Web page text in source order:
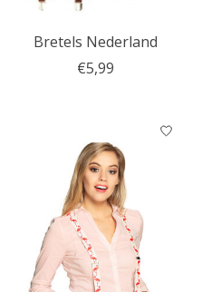
Bretels Nederland
€5,99